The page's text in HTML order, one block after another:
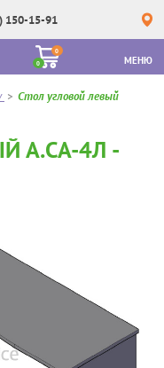
150-15-91
0
0
МЕНЮ
> Стол угловой левый
А.СА-4Л -